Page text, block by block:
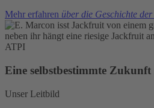
Mehr erfahren über die Geschichte
ATPI
Eine selbstbestimmte
Unser Leitbild